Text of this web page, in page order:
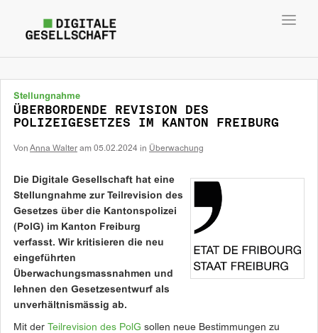
Stellungnahme
ÜBERBORDENDE REVISION DES
POLIZEIGESETZES IM KANTON FREIBURG
Von Anna Walter am 05.02.2024 in Überwachung
Die Digitale Gesellschaft hat eine
Stellungnahme zur Teilrevision des
Gesetzes über die Kantonspolizei
(PolG) im Kanton Freiburg
verfasst. Wir kritisieren die neu
eingeführten
Überwachungsmassnahmen und
lehnen den Gesetzesentwurf als
unverhältnismässig ab.
Mit der Teilrevision des PolG sollen neue Bestimmungen zu